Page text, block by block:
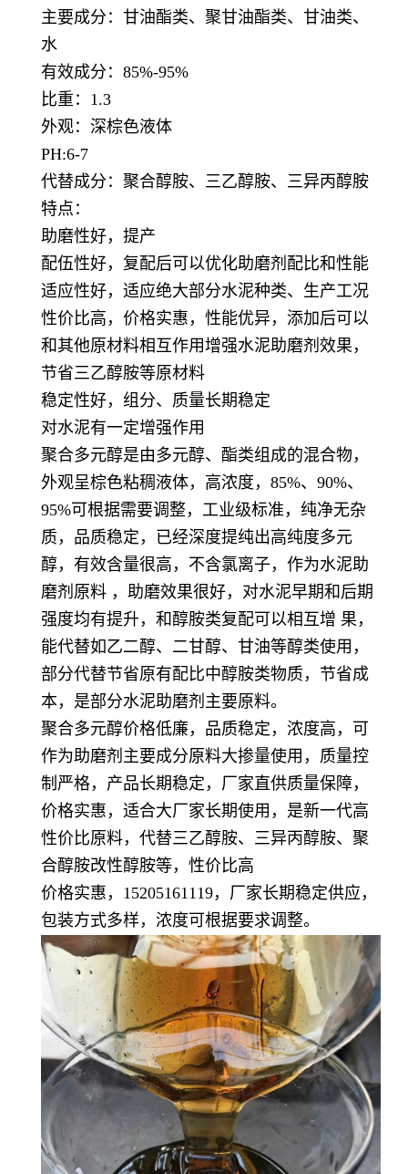
主要成分：甘油酯类、聚甘油酯类、甘油类、
水
有效成分：85%-95%
比重：1.3
外观：深棕色液体
PH:6-7
代替成分：聚合醇胺、三乙醇胺、三异丙醇胺
特点：
助磨性好，提产
配伍性好，复配后可以优化助磨剂配比和性能
适应性好，适应绝大部分水泥种类、生产工况
性价比高，价格实惠，性能优异，添加后可以
和其他原材料相互作用增强水泥助磨剂效果，
节省三乙醇胺等原材料
稳定性好，组分、质量长期稳定
对水泥有一定增强作用
聚合多元醇是由多元醇、酯类组成的混合物，
外观呈棕色粘稠液体，高浓度，85%、90%、
95%可根据需要调整，工业级标准，纯净无杂
质，品质稳定，已经深度提纯出高纯度多元
醇，有效含量很高，不含氯离子，作为水泥助
磨剂原料 ，助磨效果很好，对水泥早期和后期
强度均有提升，和醇胺类复配可以相互增 果，
能代替如乙二醇、二甘醇、甘油等醇类使用，
部分代替节省原有配比中醇胺类物质，节省成
本，是部分水泥助磨剂主要原料。
聚合多元醇价格低廉，品质稳定，浓度高，可
作为助磨剂主要成分原料大掺量使用，质量控
制严格，产品长期稳定，厂家直供质量保障，
价格实惠，适合大厂家长期使用，是新一代高
性价比原料，代替三乙醇胺、三异丙醇胺、聚
合醇胺改性醇胺等，性价比高
价格实惠，15205161119，厂家长期稳定供应，
包装方式多样，浓度可根据要求调整。